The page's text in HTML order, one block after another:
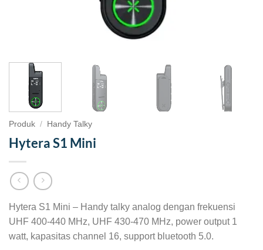
Produk / Handy Talky
Hytera S1 Mini
Hytera S1 Mini – Handy talky analog dengan frekuensi
UHF 400-440 MHz, UHF 430-470 MHz, power output 1
watt, kapasitas channel 16, support bluetooth 5.0.